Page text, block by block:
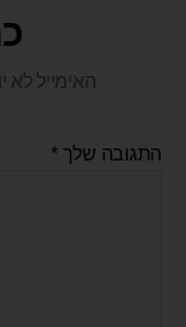
האימייל לא
התגובה שלך*